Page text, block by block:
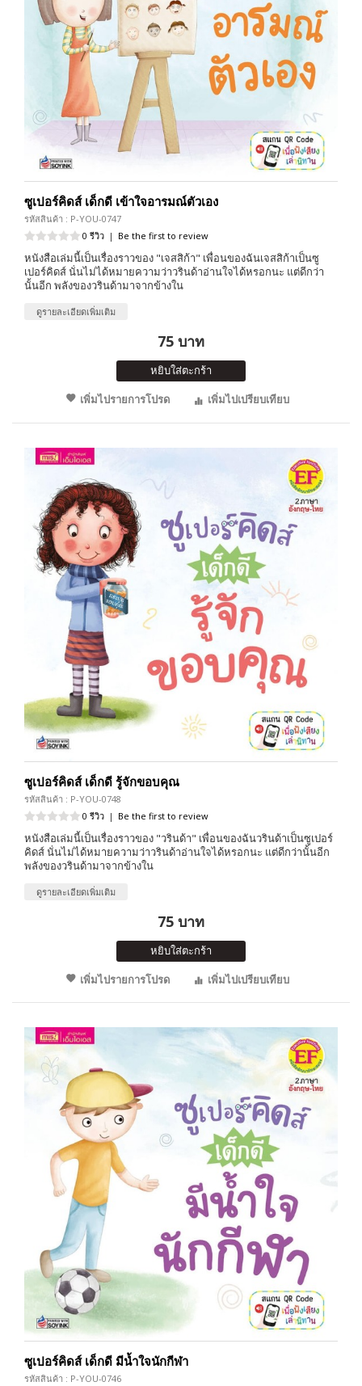
ซูเปอร์คิดส์ เด็กดี เข้าใจอารมณ์ตัวเอง
รหัสสินค้า : P-YOU-0747
0 รีวิว | Be the first to review
หนังสือเล่มนี้เป็นเรื่องราวของ "เจสสิก้า" เพื่อนของฉันเจสสิก้าเป็นซู
เปอร์คิดส์ นั่นไม่ได้หมายความว่าวรินด้าอ่านใจได้หรอกนะ แต่ดีกว่า
นั้นอีก พลังของวรินด้ามาจากข้างใน
ดูรายละเอียดเพิ่มเติม
75 บาท
หยิบใส่ตะกร้า
เพิ่มไปรายการโปรด
เพิ่มไปเปรียบเทียบ
ซูเปอร์คิดส์ เด็กดี รู้จักขอบคุณ
รหัสสินค้า : P-YOU-0748
0 รีวิว | Be the first to review
หนังสือเล่มนี้เป็นเรื่องราวของ "วรินด้า" เพื่อนของฉันวรินด้าเป็นซูเปอร์
คิดส์ นั่นไม่ได้หมายความว่าวรินด้าอ่านใจได้หรอกนะ แต่ดีกว่านั้นอีก
พลังของวรินด้ามาจากข้างใน
ดูรายละเอียดเพิ่มเติม
75 บาท
หยิบใส่ตะกร้า
เพิ่มไปรายการโปรด
เพิ่มไปเปรียบเทียบ
ซูเปอร์คิดส์ เด็กดี มีน้ำใจนักกีฬา
รหัสสินค้า : P-YOU-0746